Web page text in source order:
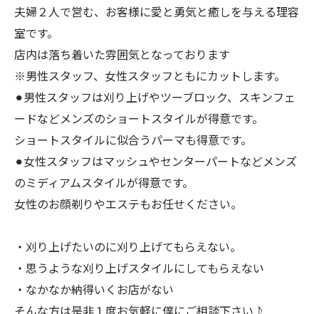
夫婦２人で営む、お客様に愛と勇気と癒しを与える理容
室です。
店内は落ち着いた雰囲気となっております
※男性スタッフ、女性スタッフともにカットします。
⚫︎男性スタッフは刈り上げやツーブロック、スキンフェ
ードなどメンズのショートスタイルが得意です。
ショートスタイルに似合うパーマも得意です。
⚫︎女性スタッフはマッシュやセンターパートなどメンズ
のミディアムスタイルが得意です。
女性のお顔剃りやエステもお任せください。
・刈り上げたいのに刈り上げてもらえない。
・思うような刈り上げスタイルにしてもらえない
・なかなか納得いくお店がない